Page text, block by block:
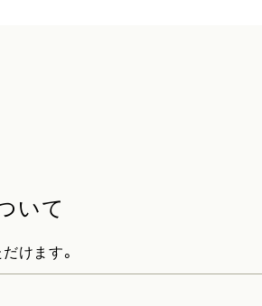
いて
けます。